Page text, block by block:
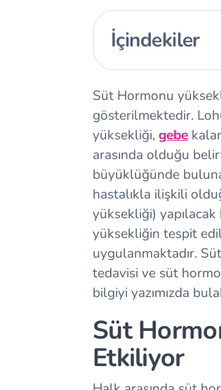
İçindekiler
Süt Hormonu
gösterilmektedir.
yüksekliği,gebe
arasında olduğu
büyüklüğünde
hastalıkla ilişkili
yüksekliği)
yüksekliğin tespit
uygulanmaktadır.
tedavisi ve süt
bilgiyi yazımızda
Süt
Etkiliyor